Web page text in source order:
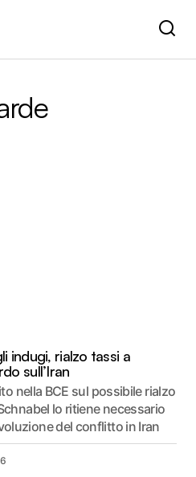
indugi, rialzo tassi a
sull’Iran
nella BCE sul possibile rialzo
lo ritiene necessario
del conflitto in Iran